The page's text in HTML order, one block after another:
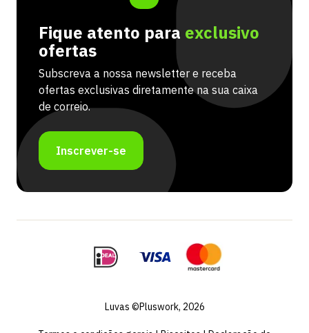
Fique atento para exclusivo
ofertas
Subscreva a nossa newsletter e receba
ofertas exclusivas diretamente na sua caixa
de correio.
Inscrever-se
Luvas ©Pluswork, 2026